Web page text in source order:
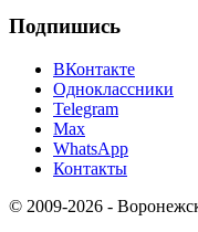
Подпишись
ВКонтакте
Одноклассники
Telegram
Max
WhatsApp
Контакты
© 2009-2026 -